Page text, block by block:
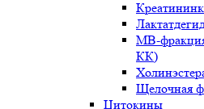
МВ-
КК)
Щелочная
Цитокины